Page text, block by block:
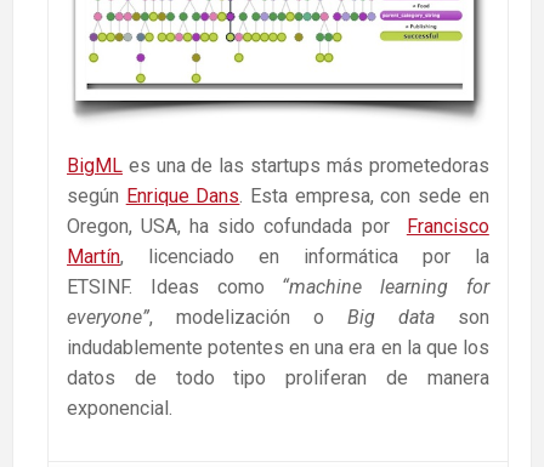
BigML es una de las startups más prometedoras
según Enrique Dans . Esta empresa, con sede en
Oregon, USA, ha sido cofundada por Francisco
Martín, licenciado en informática por la
ETSINF. Ideas como “machine learning for
everyone”, modelización o Big datason
indudablemente potentes en una era en la que los
datos de todo tipo proliferan de manera
exponencial.